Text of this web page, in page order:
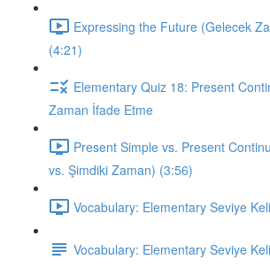
Expressing the Future (Gelecek
(4:21)
Elementary Quiz 18: Present
Zaman İfade Etme
Present Simple vs. Present
vs. Şimdiki Zaman) (3:56)
Vocabulary: Elementary Seviye
Vocabulary: Elementary Seviye